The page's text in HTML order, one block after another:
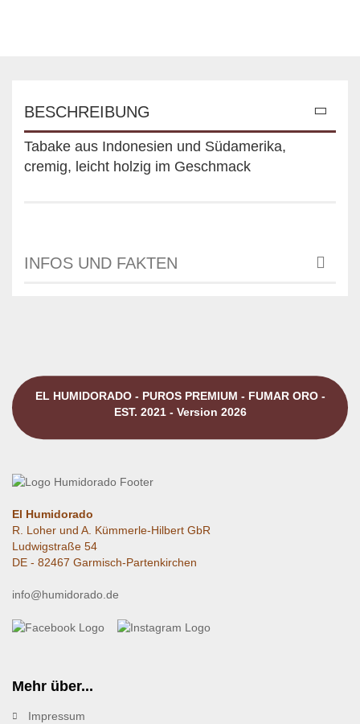
BESCHREIBUNG
Tabake aus Indonesien und Südamerika,
cremig, leicht holzig im Geschmack
INFOS UND FAKTEN
EL HUMIDORADO - PUROS PREMIUM - FUMAR ORO -
EST. 2021 - Version 2026
El Humidorado
R. Loher und A. Kümmerle-Hilbert GbR
Ludwigstraße 54
DE - 82467 Garmisch-Partenkirchen
info@humidorado.de
Mehr über...
Impressum